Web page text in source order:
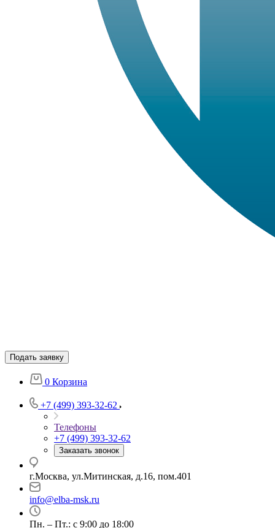
Подать заявку
0 Корзина
+7 (499) 393-32-62
Телефоны
+7 (499) 393-32-62
Заказать звонок
г.Москва, ул.Митинская, д.16, пом.401
info@elba-msk.ru
Пн. – Пт.: с 9:00 до 18:00